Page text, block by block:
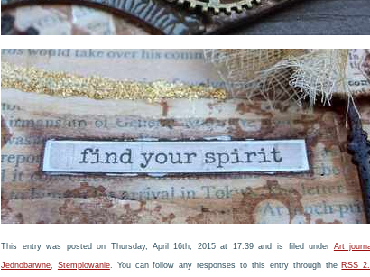
This entry was posted on Thursday, April 16th, 2015 at 17:39 and is filed under Art
Jednobarwne, Stemplowanie. You can follow any responses to this entry through the RSS